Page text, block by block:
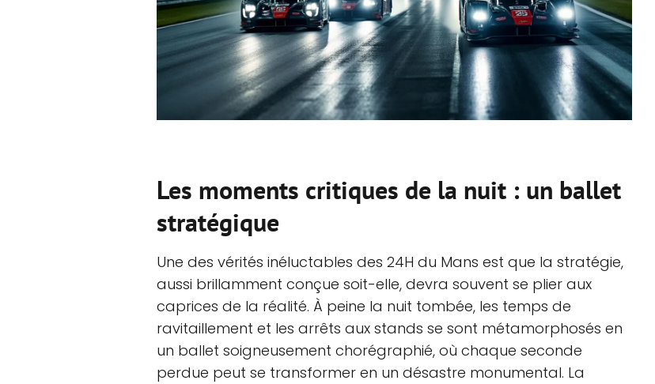
Les moments critiques de la nuit : un ballet
stratégique
Une des vérités inéluctables des 24H du Mans est que la stratégie,
aussi brillamment conçue soit-elle, devra souvent se plier aux
caprices de la réalité. À peine la nuit tombée, les temps de
ravitaillement et les arrêts aux stands se sont métamorphosés en
un ballet soigneusement chorégraphié, où chaque seconde
perdue peut se transformer en un désastre monumental. La